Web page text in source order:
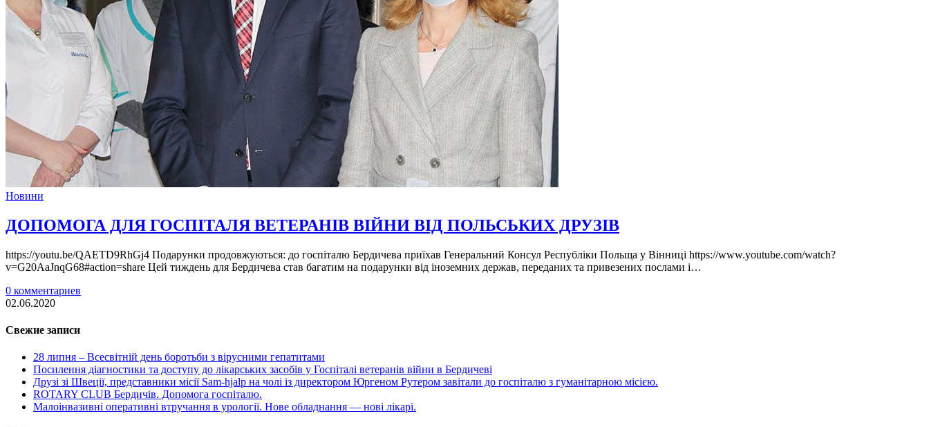
Новини
ДОПОМОГА ДЛЯ ГОСПІТАЛЯ ВЕТЕРАНІВ ВІЙНИ ВІД ПОЛЬСЬКИХ ДРУЗІВ
https://youtu.be/QAETD9RhGj4 Подарунки продовжуються: до госпіталю Бердичева приїхав Генеральний Консул Республіки Польща у Вінниці https://www.youtube.com/watch?
v=G20AaJnqG68#action=share Цей тиждень для Бердичева став багатим на подарунки від іноземних держав, переданих та привезених послами і…
0 комментариев
02.06.2020
Свежие записи
28 липня – Всесвітній день боротьби з вірусними гепатитами
Посилення діагностики та доступу до лікарських засобів у Госпіталі ветеранів війни в Бердичеві
Друзі зі Швеції, представники місії Sam-hjalp на чолі із директором Юргеном Рутером завітали до госпіталю з гуманітарною місією.
ROTARY CLUB Бердичів. Допомога госпіталю.
Малоінвазивні оперативні втручання в урології. Нове обладнання — нові лікарі.